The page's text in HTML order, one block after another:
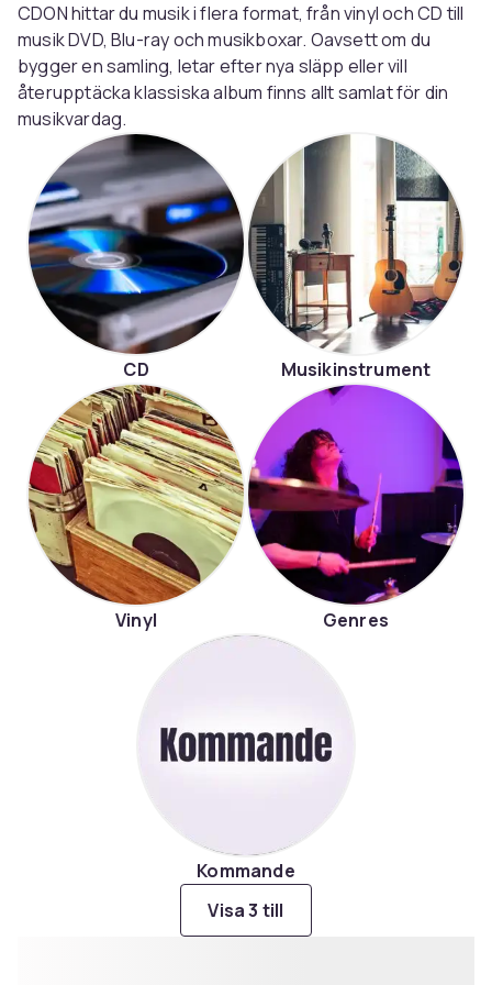
CDON hittar du musik i flera format, från vinyl och CD till
musik DVD, Blu-ray och musikboxar. Oavsett om du
bygger en samling, letar efter nya släpp eller vill
återupptäcka klassiska album finns allt samlat för din
musikvardag.
CD Musikinstrument
Vinyl Genres
Kommande
Visa 3 till